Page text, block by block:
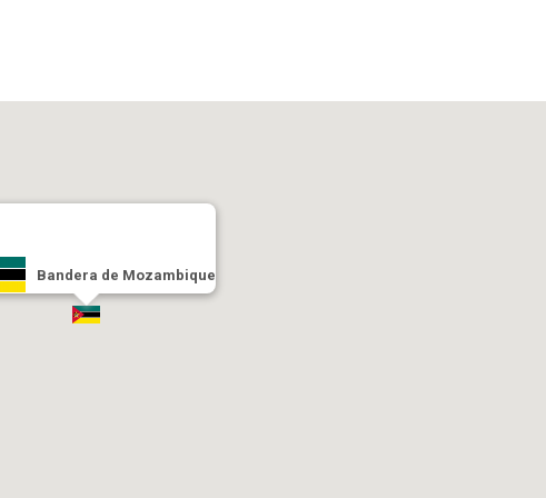
Bandera de Mozambique